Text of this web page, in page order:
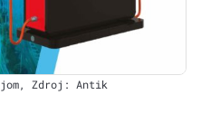
Zdroj: Antik